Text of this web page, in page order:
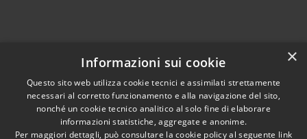
Dichiarazione di accessibilità
×
Informazioni sui cookie
Questo sito web utilizza cookie tecnici e assimilati strettamente
necessari al corretto funzionamento e alla navigazione del sito,
nonché un cookie tecnico analitico al solo fine di elaborare
informazioni statistiche, aggregate e anonime.
Per maggiori dettagli, può consultare la cookie policy al seguente link